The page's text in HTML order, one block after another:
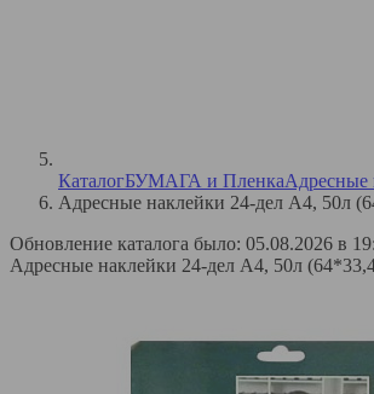
КаталогБУМАГА и ПленкаАдресные
Адресные наклейки 24-дел A4, 50л
Обновление каталога было: 05.08.2026 в
Адресные наклейки 24-дел A4, 50л